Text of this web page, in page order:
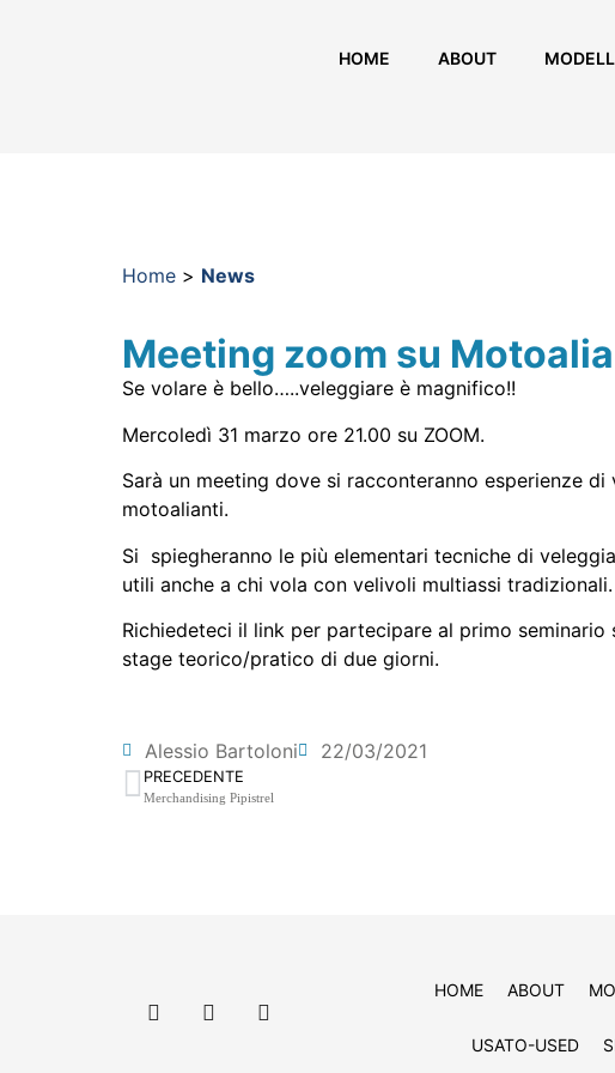
HOME ABOUT
Home > News
Meeting zoom su
Se volare è bello…..veleggiare è magnifico!!
Mercoledì 31 marzo ore 21.00 su ZOOM.
Sarà un meeting dove si racconteranno esperienze
motoalianti.
Si spiegheranno le più elementari tecniche di
utili anche a chi vola con velivoli multiassi tradizionali.
Richiedeteci il link per partecipare al primo
stage teorico/pratico di due giorni.
Alessio Bartoloni 22/03/2021
PRECEDENTE
Merchandising Pipistrel
HOME ABOUT
USATO-USED